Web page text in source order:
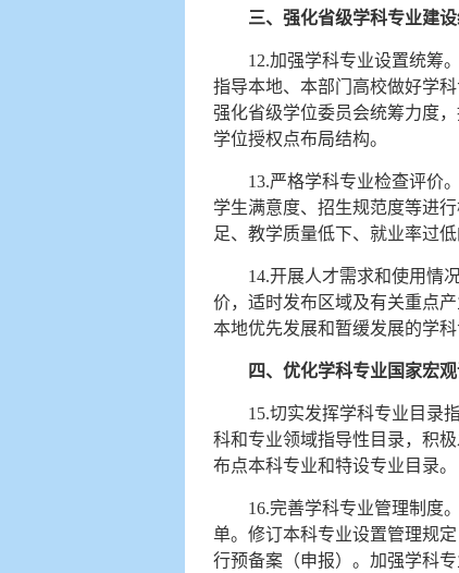
三、强化省级学科专业建
12.加强学科专业设置统筹
指导本地、本部门高校做好学
强化省级学位委员会统筹力度
学位授权点布局结构。
13.严格学科专业检查评价
学生满意度、招生规范度等进
足、教学质量低下、就业率过
14.开展人才需求和使用情
价，适时发布区域及有关重点
本地优先发展和暂缓发展的学
四、优化学科专业国家宏
15.切实发挥学科专业目录
科和专业领域指导性目录，积
布点本科专业和特设专业目录。
16.完善学科专业管理制度
单。修订本科专业设置管理规
行预备案（申报）。加强学科